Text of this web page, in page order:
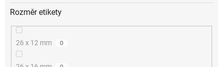
Rozměr etikety
26 x 12 mm 0